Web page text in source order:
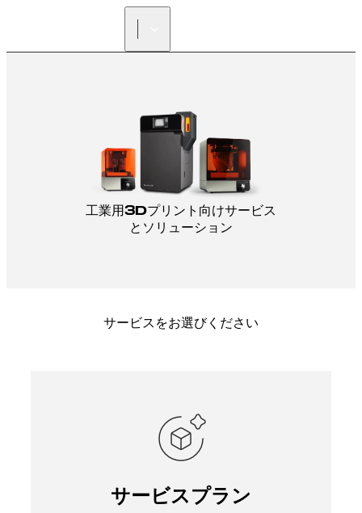
工業用3Dプリント向けサービス
とソリューション
サービスをお選びください
サービスプラン